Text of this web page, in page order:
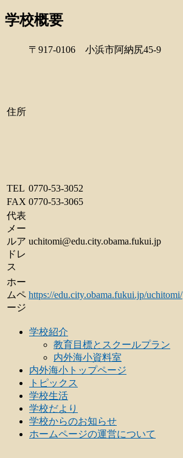
学校概要
住所
〒917-0106 小浜市阿納尻45-9
TEL 0770-53-3052
FAX 0770-53-3065
代表
メー
ルア
ドレ
ス
uchitomi edu.city.obama.fukui.jp
ホー
ムペ
ージ
https://edu.city.obama.fukui.jp/uchitomi/
学校紹介
教育目標とスクールプラン
内外海小資料室
内外海小トップページ
トピックス
学校生活
学校だより
学校からのお知らせ
ホームページの運営について